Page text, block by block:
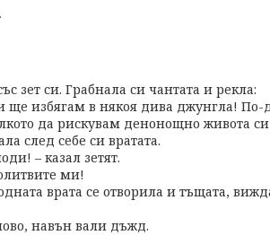
зет си. Грабнала си чантата и рекла:
ще избягам в някоя дива джунгла! По-
да рискувам денонощно живота
след себе си вратата.
– казал зетят.
ми!
врата се отворила и тъщата,
навън вали дъжд.